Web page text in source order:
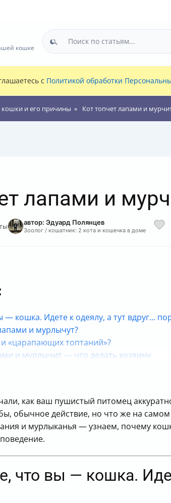
кошке
с Политикой обработки
кошки и его причины Кот топчет лапами и
лапами и
автор: Эдуард Полянцев
Зоолог / кошатник: 2 кота и кошечка в доме
— кошка. Идете к одеялу, а тут вдруг...
и мурлычут?
и «царапающих топтаний»?
и мурлычит — что делать хозяину
понимания причин и реакций
как ваш пушистый питомец
обычное действие, но что же на
и мурлыканья — узнаем, почему
что вы — кошка.